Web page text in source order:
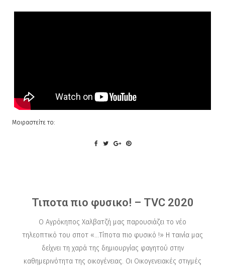
Μοιραστείτε το:
Τιποτα πιο φυσικο! – TVC 2020
Ο Αγρόκηπος Χαλβατζή μας παρουσιάζει το νέο
τηλεοπτικό του σποτ «…Τίποτα πιο φυσικό !» Η ταινία μας
δείχνει τη χαρά της δημιουργίας φαγητού στην
καθημερινότητα της oικογένειας. Οι Οικογενειακές στιγμές